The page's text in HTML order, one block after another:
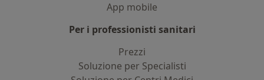
App mobile
Per i professionisti sanitari
Prezzi
Soluzione per Specialisti